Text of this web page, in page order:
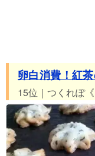
卵白消費！紅
15位｜つくれぽ《